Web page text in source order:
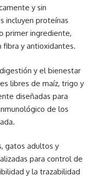
y sin
incluyen proteínas
primer ingrediente,
fibra y antioxidantes.
y el bienestar
libres de maíz, trigo y
diseñadas para
de los
gatos adultos y
para control de
y la trazabilidad